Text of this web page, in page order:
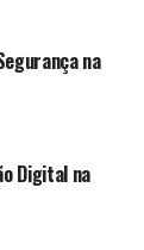
na
Digital na